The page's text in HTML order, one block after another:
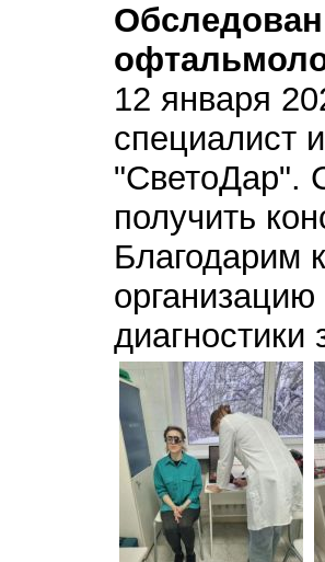
12 января
специалист
"СветоДар".
получить
Благодарим